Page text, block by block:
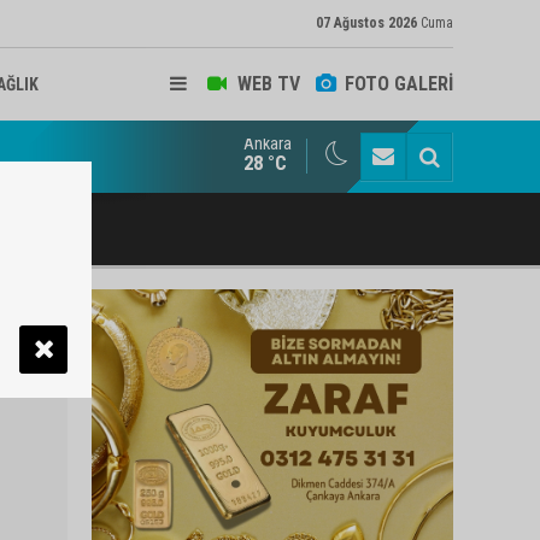
07 Ağustos 2026 Cuma
WEB TV FOTO GALERİ
ve Arabulucu Rüstem Yiğit Ahizer'e ziyaretçi akını
Ankara
28 °C